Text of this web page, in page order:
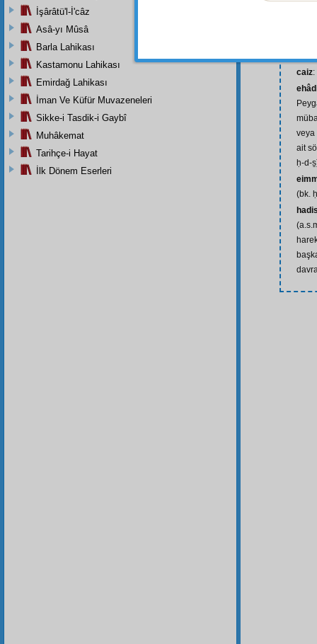
caiz:
veya
ait
ḥ-d-
(bk.
İşârâtü'l-İ'câz
Asâ-yı Mûsâ
Barla Lahikası
Kastamonu Lahikası
Emirdağ Lahikası
İman Ve Küfür Muvazeneleri
Sikke-i Tasdik-i Gaybî
Muhâkemat
Tarihçe-i Hayat
İlk Dönem Eserleri